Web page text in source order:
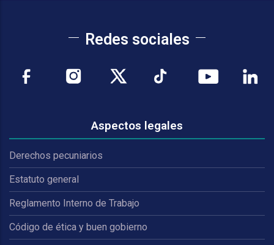
Redes sociales
Aspectos legales
Derechos pecuniarios
Estatuto general
Reglamento Interno de Trabajo
Código de ética y buen gobierno